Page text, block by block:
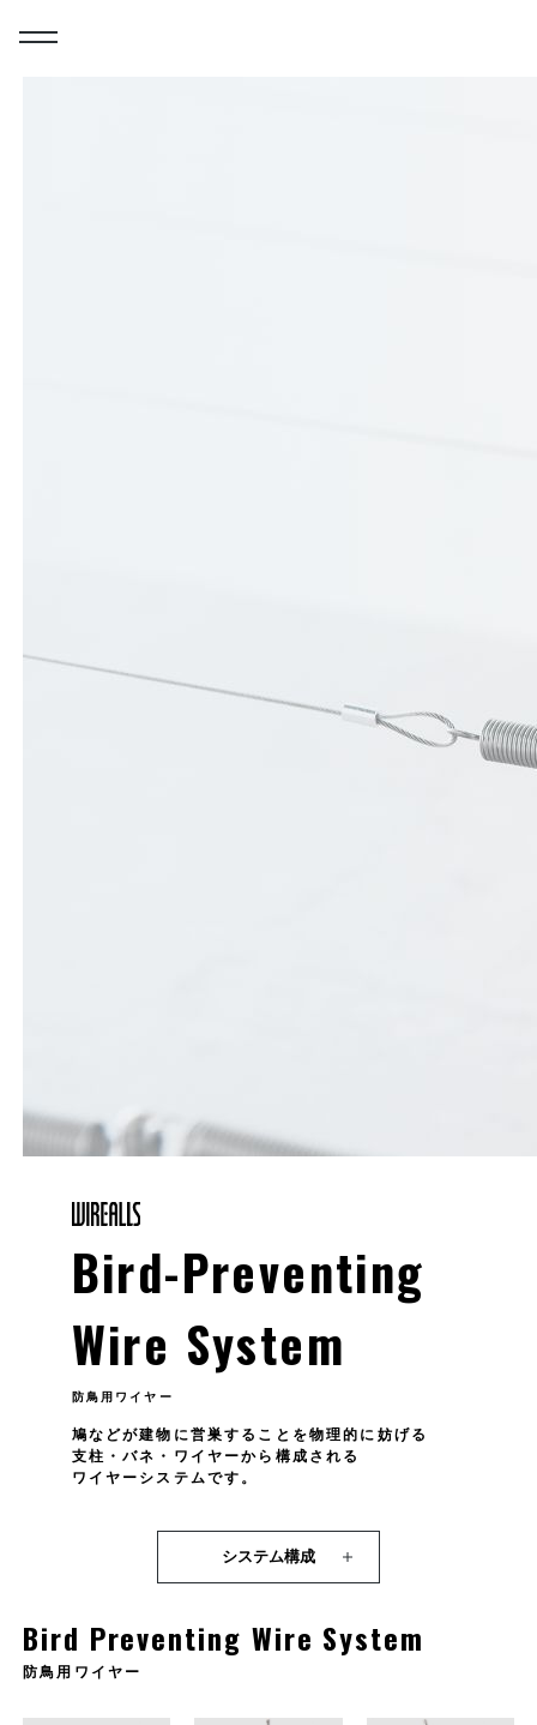
Bird-Preventing
Wire System
防鳥用ワイヤー
鳩などが建物に営巣することを物理的に妨げる
支柱・バネ・ワイヤーから構成される
ワイヤーシステムです。
システム構成
Bird Preventing Wire System
防鳥用ワイヤー